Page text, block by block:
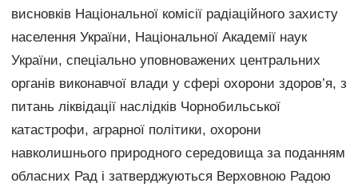
висновків Національної комісії радіаційного захисту
населення України, Національної Академії наук
України, спеціально уповноважених центральних
органів виконавчої влади у сфері охорони здоров’я, з
питань ліквідації наслідків Чорнобильської
катастрофи, аграрної політики, охорони
навколишнього природного середовища за поданням
обласних Рад і затверджуються Верховною Радою